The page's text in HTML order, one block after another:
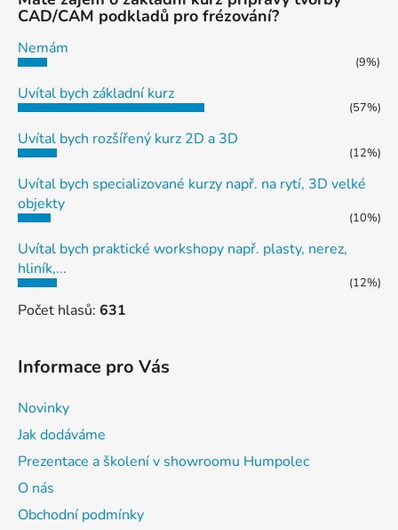
CAD/CAM podkladů pro frézování?
Nemám
(9%)
Uvítal bych základní kurz
(57%)
Uvítal bych rozšířený kurz 2D a 3D
(12%)
Uvítal bych specializované kurzy např. na rytí, 3D velké
objekty
(10%)
Uvítal bych praktické workshopy např. plasty, nerez,
hliník,...
(12%)
Počet hlasů: 631
Informace pro Vás
Novinky
Jak dodáváme
Prezentace a školení v showroomu Humpolec
O nás
Obchodní podmínky